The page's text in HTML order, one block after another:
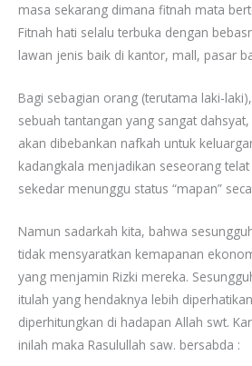
masa sekarang dimana fitnah mata
Fitnah hati selalu terbuka dengan
lawan jenis baik di kantor, mall, pasar
Bagi sebagian orang (terutama laki-
sebuah tantangan yang sangat
akan dibebankan nafkah untuk
kadangkala menjadikan seseorang
sekedar menunggu status “mapan”
Namun sadarkah kita, bahwa
tidak mensyaratkan kemapanan
yang menjamin Rizki mereka.
itulah yang hendaknya lebih
diperhitungkan di hadapan Allah swt.
inilah maka Rasulullah saw. bersabda :